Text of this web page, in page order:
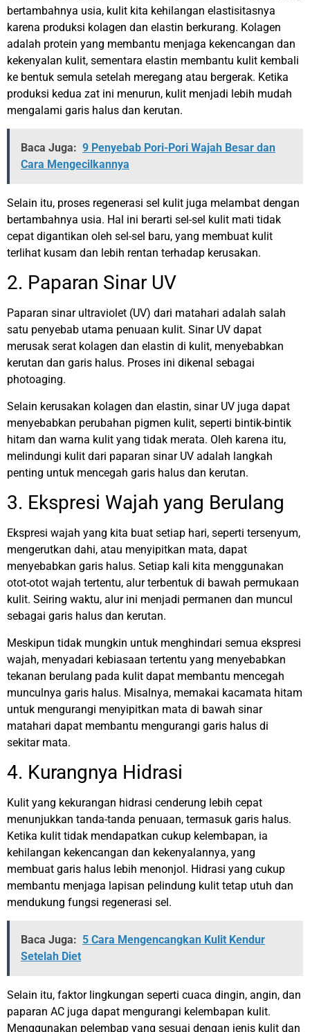
bertambahnya usia, kulit kita kehilangan elastisitasnya
karena produksi kolagen dan elastin berkurang. Kolagen
adalah protein yang membantu menjaga kekencangan dan
kekenyalan kulit, sementara elastin membantu kulit kembali
ke bentuk semula setelah meregang atau bergerak. Ketika
produksi kedua zat ini menurun, kulit menjadi lebih mudah
mengalami garis halus dan kerutan.
Baca Juga: 9 Penyebab Pori-Pori Wajah Besar dan
Cara Mengecilkannya
Selain itu, proses regenerasi sel kulit juga melambat dengan
bertambahnya usia. Hal ini berarti sel-sel kulit mati tidak
cepat digantikan oleh sel-sel baru, yang membuat kulit
terlihat kusam dan lebih rentan terhadap kerusakan.
2. Paparan Sinar UV
Paparan sinar ultraviolet (UV) dari matahari adalah salah
satu penyebab utama penuaan kulit. Sinar UV dapat
merusak serat kolagen dan elastin di kulit, menyebabkan
kerutan dan garis halus. Proses ini dikenal sebagai
photoaging.
Selain kerusakan kolagen dan elastin, sinar UV juga dapat
menyebabkan perubahan pigmen kulit, seperti bintik-bintik
hitam dan warna kulit yang tidak merata. Oleh karena itu,
melindungi kulit dari paparan sinar UV adalah langkah
penting untuk mencegah garis halus dan kerutan.
3. Ekspresi Wajah yang Berulang
Ekspresi wajah yang kita buat setiap hari, seperti tersenyum,
mengerutkan dahi, atau menyipitkan mata, dapat
menyebabkan garis halus. Setiap kali kita menggunakan
otot-otot wajah tertentu, alur terbentuk di bawah permukaan
kulit. Seiring waktu, alur ini menjadi permanen dan muncul
sebagai garis halus dan kerutan.
Meskipun tidak mungkin untuk menghindari semua ekspresi
wajah, menyadari kebiasaan tertentu yang menyebabkan
tekanan berulang pada kulit dapat membantu mencegah
munculnya garis halus. Misalnya, memakai kacamata hitam
untuk mengurangi menyipitkan mata di bawah sinar
matahari dapat membantu mengurangi garis halus di
sekitar mata.
4. Kurangnya Hidrasi
Kulit yang kekurangan hidrasi cenderung lebih cepat
menunjukkan tanda-tanda penuaan, termasuk garis halus.
Ketika kulit tidak mendapatkan cukup kelembapan, ia
kehilangan kekencangan dan kekenyalannya, yang
membuat garis halus lebih menonjol. Hidrasi yang cukup
membantu menjaga lapisan pelindung kulit tetap utuh dan
mendukung fungsi regenerasi sel.
Baca Juga: 5 Cara Mengencangkan Kulit Kendur
Setelah Diet
Selain itu, faktor lingkungan seperti cuaca dingin, angin, dan
paparan AC juga dapat mengurangi kelembapan kulit.
Menggunakan pelembap yang sesuai dengan jenis kulit dan